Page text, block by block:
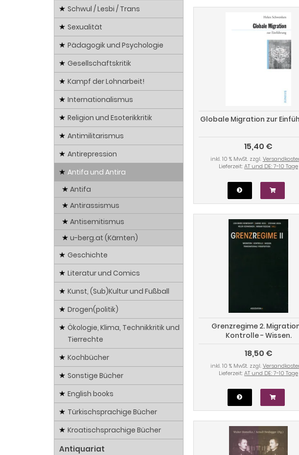
Globale Migration zur
15,40 €
inkl. 10 % MwSt. zzgl.
Lieferzeit:AT und DE: 7-10 Tage
Grenzregime 2.
Kontrolle - Wissen.
Transnationale
18,50 €
inkl. 10 % MwSt. zzgl.
Lieferzeit:AT und DE: 7-10 Tage
Schwul / Lesbi / Trans
Sexualität
Pädagogik und Psychologie
Gesellschaftskritik
Kampf der Lohnarbeit!
Internationalismus
Religion und Esoterikkritik
Antimilitarismus
Antirepression
Antifa und Antira
Antifa
Antirassismus
Antisemitismus
u-berg.at (Kärnten)
Geschichte
Literatur und Comics
Kunst, (Sub)Kultur und Fußball
Drogen(politik)
Ökologie, Klima, Technikkritik und
Tierrechte
Kochbücher
Sonstige Bücher
English books
Türkischsprachige Bücher
Kroatischsprachige Bücher
Antiquariat